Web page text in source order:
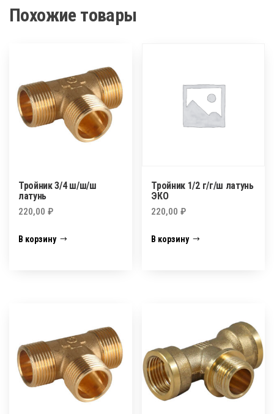
латунь
Похожие товары
Тройник 3/4 ш/ш/ш
латунь
220,00 ₽
В корзину
Тройник 1/2 г/г/ш латунь
ЭКО
220,00₽
В корзину